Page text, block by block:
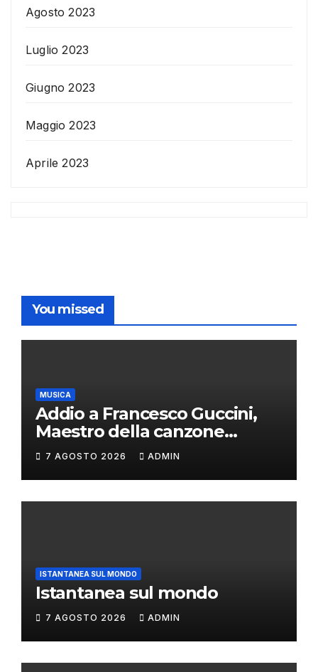
Agosto 2023
Luglio 2023
Giugno 2023
Maggio 2023
Aprile 2023
You missed
MUSICA
Addio a Francesco Guccini,
Maestro della canzone
d’autore
7 AGOSTO 2026 ADMIN
ISTANTANEA SUL MONDO
Istantanea sul mondo
7 AGOSTO 2026 ADMIN